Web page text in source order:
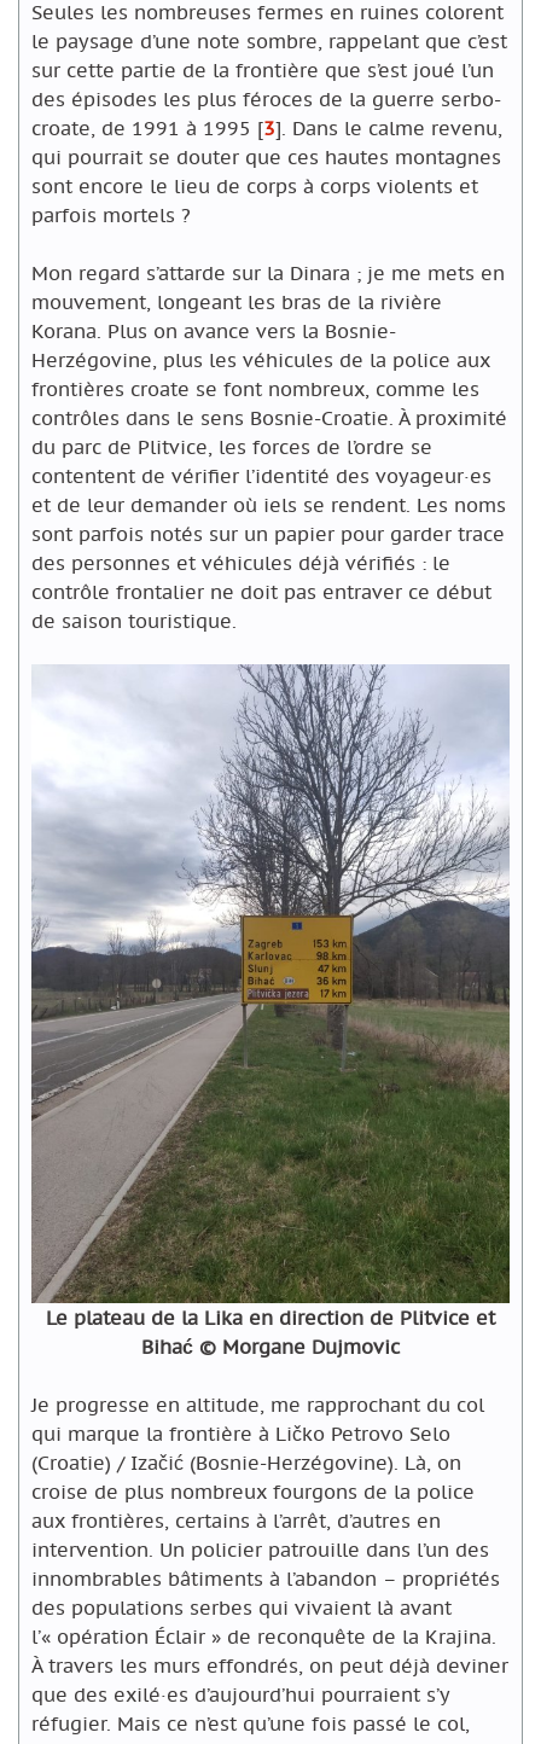
Seules les nombreuses fermes en ruines colorent
le paysage d’une note sombre, rappelant que c’est
sur cette partie de la frontière que s’est joué l’un
des épisodes les plus féroces de la guerre serbo-
croate, de 1991 à 1995 [3]. Dans le calme revenu,
qui pourrait se douter que ces hautes montagnes
sont encore le lieu de corps à corps violents et
parfois mortels ?
Mon regard s’attarde sur la Dinara ; je me mets en
mouvement, longeant les bras de la rivière
Korana. Plus on avance vers la Bosnie-
Herzégovine, plus les véhicules de la police aux
frontières croate se font nombreux, comme les
contrôles dans le sens Bosnie-Croatie. À proximité
du parc de Plitvice, les forces de l’ordre se
contentent de vérifier l’identité des voyageur·es
et de leur demander où iels se rendent. Les noms
sont parfois notés sur un papier pour garder trace
des personnes et véhicules déjà vérifiés : le
contrôle frontalier ne doit pas entraver ce début
de saison touristique.
Le plateau de la Lika en direction de Plitvice et
Bihać © Morgane Dujmovic
Je progresse en altitude, me rapprochant du col
qui marque la frontière à Ličko Petrovo Selo
(Croatie) / Izačić (Bosnie-Herzégovine). Là, on
croise de plus nombreux fourgons de la police
aux frontières, certains à l’arrêt, d’autres en
intervention. Un policier patrouille dans l’un des
innombrables bâtiments à l’abandon – propriétés
des populations serbes qui vivaient là avant
l’« opération Éclair » de reconquête de la Krajina.
À travers les murs effondrés, on peut déjà deviner
que des exilé·es d’aujourd’hui pourraient s’y
réfugier. Mais ce n’est qu’une fois passé le col,